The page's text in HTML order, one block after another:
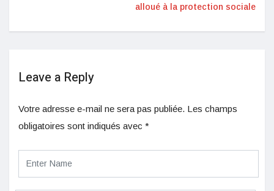
alloué à la protection sociale
Leave a Reply
Votre adresse e-mail ne sera pas publiée. Les champs
obligatoires sont indiqués avec *